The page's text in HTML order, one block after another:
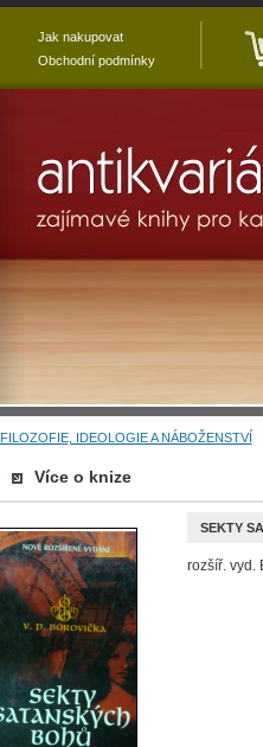
FILOZOFIE, IDEOLOGIE A NÁBOŽENSTVÍ
Více o knize
SEKTY
rozšíř. vyd.
Jak nakupovat
Obchodní podmínky